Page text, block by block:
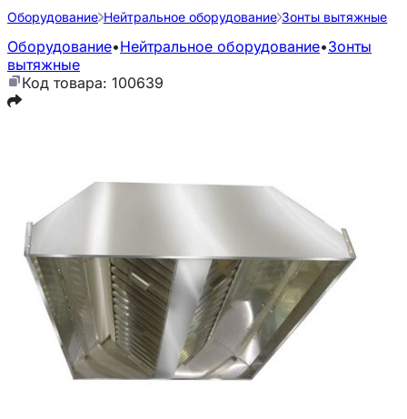
Оборудование Нейтральное оборудование Зонты вытяжные
Оборудование•Нейтральное оборудование•Зонты
вытяжные
Код товара: 100639